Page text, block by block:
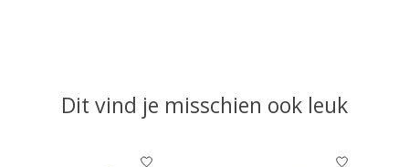
Dit vind je misschien ook leuk
Items van productcarrousel